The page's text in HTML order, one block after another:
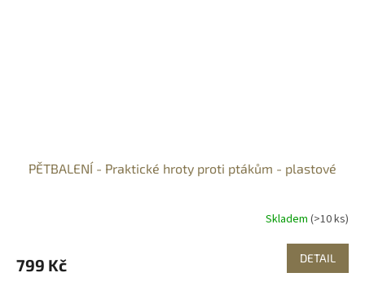
PĚTBALENÍ - Praktické hroty proti ptákům - plastové
Skladem (>10 ks)
799 Kč DETAIL